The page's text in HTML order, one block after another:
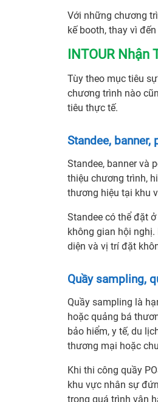
Với những chương
kế booth, thay vì
INTOUR
Tùy theo mục tiêu
chương trình nào
tiêu thực tế.
Standee, banner,
Standee, banner và
thiệu chương trình,
thương hiệu tại khu
Standee có thể đặt
không gian hội nghị.
diện và vị trí đặt
Quầy sampling,
Quầy sampling là
hoặc quảng bá
bảo hiểm, y tế, du
thương mại hoặc
Khi thi công quầy
khu vực nhân sự
trong quá trình vận